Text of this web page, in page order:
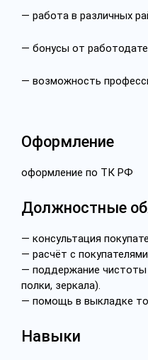
— работа в различных
— бонусы от
— возможность
Оформление
оформление по ТК РФ
Должностные
— консультация
— расчёт с
— поддержание чистоты
полки, зеркала).
— помощь в выкладке
Навыки